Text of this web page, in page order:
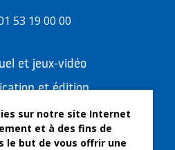
53 19 00 00
et jeux-vidéo
et édition
artistes-auteurs
et spectacles
sur notre site Internet
et à des fins de
le but de vous offrir une